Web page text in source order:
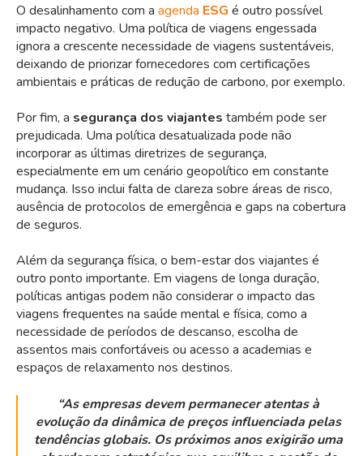
O desalinhamento com a agenda ESG é outro possível
impacto negativo. Uma política de viagens engessada
ignora a crescente necessidade de viagens sustentáveis,
deixando de priorizar fornecedores com certificações
ambientais e práticas de redução de carbono, por exemplo.
Por fim, a segurança dos viajantes também pode ser
prejudicada. Uma política desatualizada pode não
incorporar as últimas diretrizes de segurança,
especialmente em um cenário geopolítico em constante
mudança. Isso inclui falta de clareza sobre áreas de risco,
ausência de protocolos de emergência e gaps na cobertura
de seguros.
Além da segurança física, o bem-estar dos viajantes é
outro ponto importante. Em viagens de longa duração,
políticas antigas podem não considerar o impacto das
viagens frequentes na saúde mental e física, como a
necessidade de períodos de descanso, escolha de
assentos mais confortáveis ou acesso a academias e
espaços de relaxamento nos destinos.
“As empresas devem permanecer atentas à
evolução da dinâmica de preços influenciada pelas
tendências globais. Os próximos anos exigirão uma